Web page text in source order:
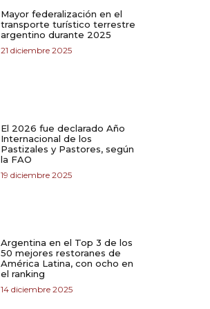
Mayor federalización en el
transporte turístico terrestre
argentino durante 2025
21 diciembre 2025
El 2026 fue declarado Año
Internacional de los
Pastizales y Pastores, según
la FAO
19 diciembre 2025
Argentina en el Top 3 de los
50 mejores restoranes de
América Latina, con ocho en
el ranking
14 diciembre 2025